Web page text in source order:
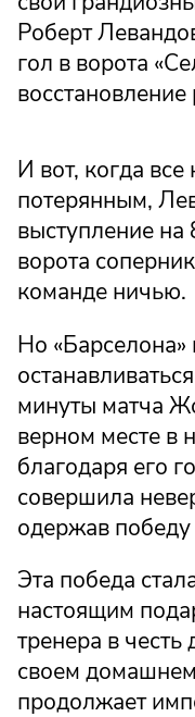
Роберт
гол в ворота
восстановление
И вот, когда
потерянным,
выступление
ворота
команде ничью.
Но «Барселона»
минуты матча
верном месте в
благодаря его
совершила
одержав
Эта победа
настоящим
тренера в
своем
продолжает